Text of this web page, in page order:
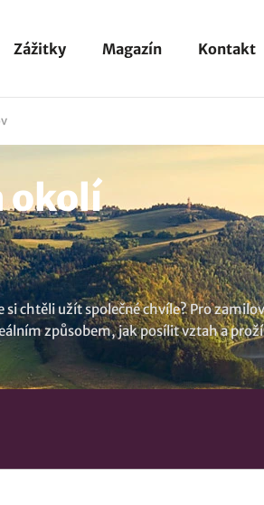
Zážitky Magazín Kontakt
okolí
chtěli užít společné chvíle? Pro
způsobem, jak posílit vztah a